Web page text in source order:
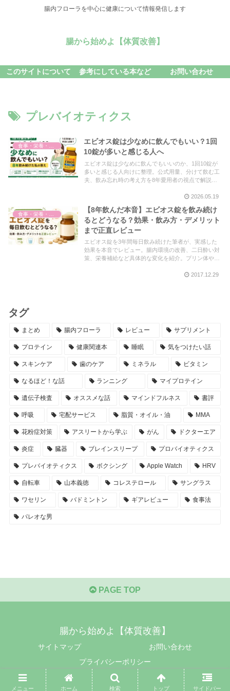
腸内フローラを中心に健康について情報発信します
腸から始めよ【体質改善】
このサイトについて 参考にしている本など お問い合わせ
プレバイオティクス
食事・栄養・サプリ
エビオス錠は少なめに飲んでもいい？1回
10錠が多いと感じる人へ
エビオス錠は少なめに飲んでもいいのか、1回10錠が
多いと感じる人向けに整理。公式用量、分けて飲む工
夫、飲み忘れ時の考え方を8年愛用者の視点で解説し
2026.05.19
【8年飲んだ本音】エビオス錠を飲み続け
るとどうなる？効果・飲み方・デメリット
まで正直レビュー
エビオス錠を3年間毎日飲み続けた筆者が、実感した
効果を本音でレビュー。腸内環境の改善、二日酔い対
策、栄養補給など具体的な変化を紹介。プリン体や飲
2017.12.29
タグ
まとめ 腸内フローラ レビュー サプリメント
プロテイン 健康関連本 睡眠 気をつけたい話
スキンケア 歯のケア ミネラル ビタミン
なるほど！な話 ランニング マイプロテイン
遺伝子検査 オススメな話 マインドフルネス 書評
呼吸 宅配サービス 脂質・オイル・油 MMA
花粉症対策 アスリートから学ぶ がん ドクターエア
炎症 臓器 ブレインスリープ プロバイオティクス
プレバイオティクス ボクシング Apple Watch HRV
自転車 山本義徳 コレステロール サングラス
ワセリン バドミントン ギアレビュー 食事法
パレオな男
PAGE TOP
腸から始めよ【体質改善】
サイトマップ
お問い合わせ
プライバシーポリシー
© 2017-2026 腸から始めよ【体質改善】.
メニュー ホーム 検索 トップ サイドバー